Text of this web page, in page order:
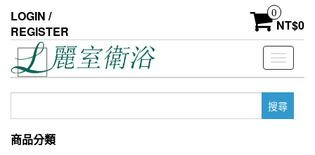
the
content
LOGIN /
REGISTER
0
NT$0
Toggle
鍵
商品分類